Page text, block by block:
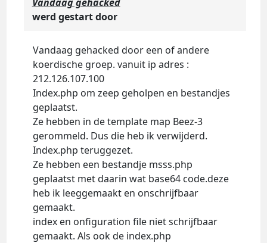
werd gestart door
Vandaag gehacked door een of andere
koerdische groep. vanuit ip adres :
212.126.107.100
Index.php om zeep geholpen en bestandjes
geplaatst.
Ze hebben in de template map Beez-3
gerommeld. Dus die heb ik verwijderd.
Index.php teruggezet.
Ze hebben een bestandje msss.php
geplaatst met daarin wat base64 code.deze
heb ik leeggemaakt en onschrijfbaar
gemaakt.
index en onfiguration file niet schrijfbaar
gemaakt. Als ook de index.php